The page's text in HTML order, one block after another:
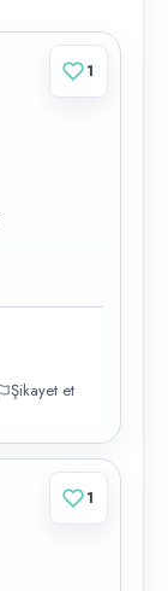
Şikayet et
1
1